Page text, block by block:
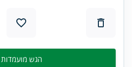
הגש מועמדות